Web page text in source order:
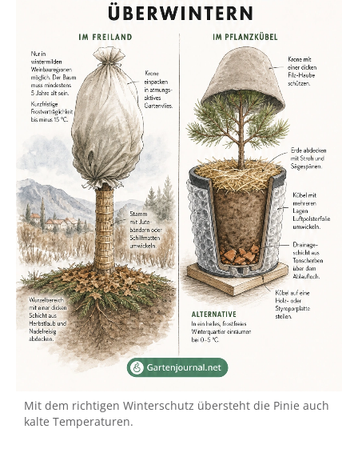
Mit dem richtigen Winterschutz übersteht die Pinie auch
kalte Temperaturen.